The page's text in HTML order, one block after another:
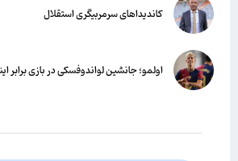
کاندیداهای سرمربیگری استقلال
اولمو؛ جانشین لواندوفسکی در بازی برابر